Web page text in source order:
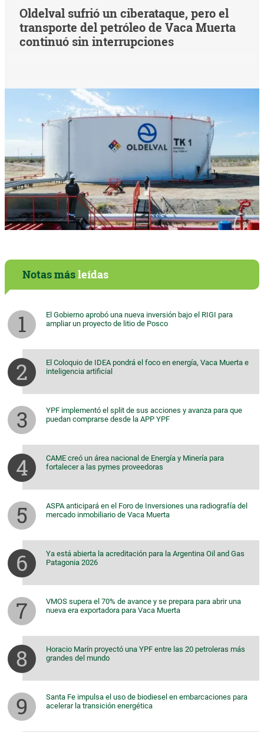
Oldelval sufrió un ciberataque, pero el
transporte del petróleo de Vaca Muerta
continuó sin interrupciones
Notas másleídas
El Gobierno aprobó una nueva inversión bajo el RIGI para
ampliar un proyecto de litio de Posco
El Coloquio de IDEA pondrá el foco en energía, Vaca Muerta e
inteligencia artificial
YPF implementó el split de sus acciones y avanza para que
puedan comprarse desde la APP YPF
CAME creó un área nacional de Energía y Minería para
fortalecer a las pymes proveedoras
ASPA anticipará en el Foro de Inversiones una radiografía del
mercado inmobiliario de Vaca Muerta
Ya está abierta la acreditación para la Argentina Oil and Gas
Patagonia 2026
VMOS supera el 70% de avance y se prepara para abrir una
nueva era exportadora para Vaca Muerta
Horacio Marín proyectó una YPF entre las 20 petroleras más
grandes del mundo
Santa Fe impulsa el uso de biodiesel en embarcaciones para
acelerar la transición energética